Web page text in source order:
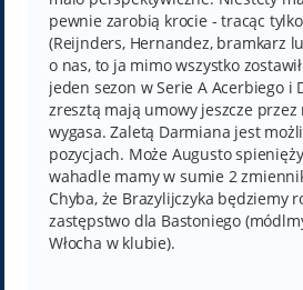
pewnie zarobią krocie - tracąc
(Reijnders, Hernandez, bramkarz
o nas, to ja mimo wszystko
jeden sezon w Serie A Acerbiego i
zresztą mają umowy jeszcze przez
wygasa. Zaletą Darmiana jest
pozycjach. Może Augusto
wahadle mamy w sumie 2
Chyba, że Brazylijczyka będziemy
zastępstwo dla Bastoniego
Włocha w klubie).